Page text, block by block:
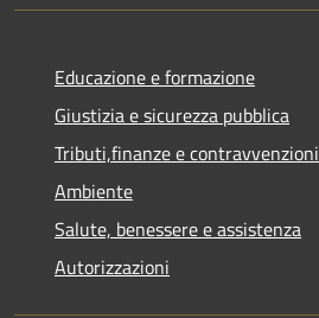
Educazione e formazione
Giustizia e sicurezza pubblica
Tributi,finanze e contravvenzioni
Ambiente
Salute, benessere e assistenza
Autorizzazioni